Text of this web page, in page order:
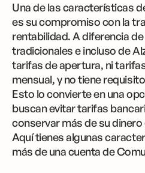
Una de las características
es su compromiso con la
rentabilidad. A diferencia
tradicionales e incluso de
tarifas de apertura, ni
mensual, y no tiene
Esto lo convierte en una
buscan evitar tarifas
conservar más de su
Aquí tienes algunas
más de una cuenta de